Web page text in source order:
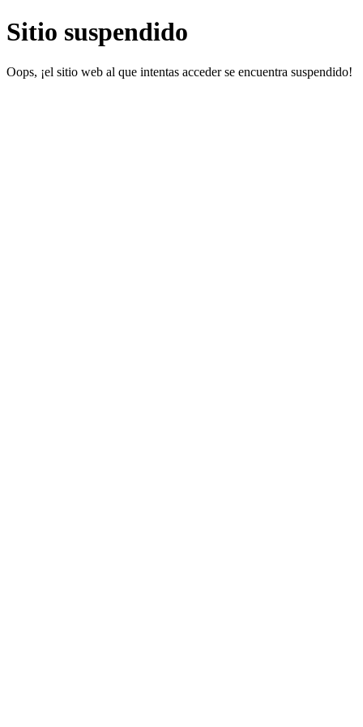
Sitio suspendido
Oops, ¡el sitio web al que intentas acceder se encuentra suspendido!